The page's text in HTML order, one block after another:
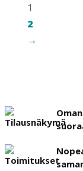
1
2
→
Oman